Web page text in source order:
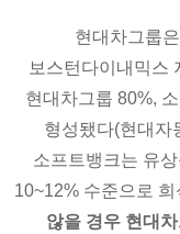
현대차그룹
보스턴다이내믹스
현대차그룹 80%,
형성됐다(현대자
소프트뱅크는 유
10~12% 수준으로 희
않을 경우 현대